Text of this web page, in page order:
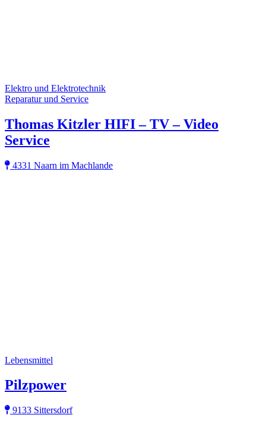
Elektro und Elektrotechnik
Reparatur und Service
Thomas Kitzler HIFI – TV – Video
Service
4331 Naarn im Machlande
Lebensmittel
Pilzpower
9133 Sittersdorf